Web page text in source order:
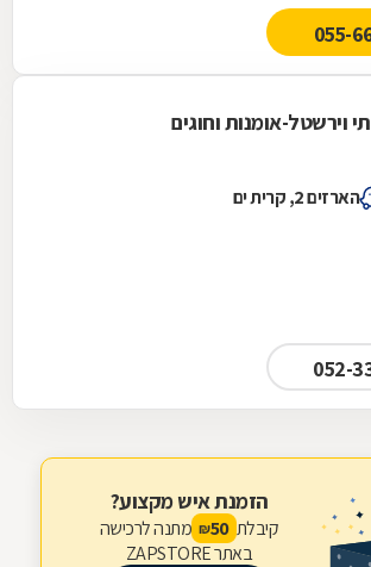
וירשטל-אומנות וחוגים
הארזים 2, קרית ים
הזמנת איש מקצוע?
קיבלת 50
₪ מתנה לרכישה
באתר ZAPSTORE